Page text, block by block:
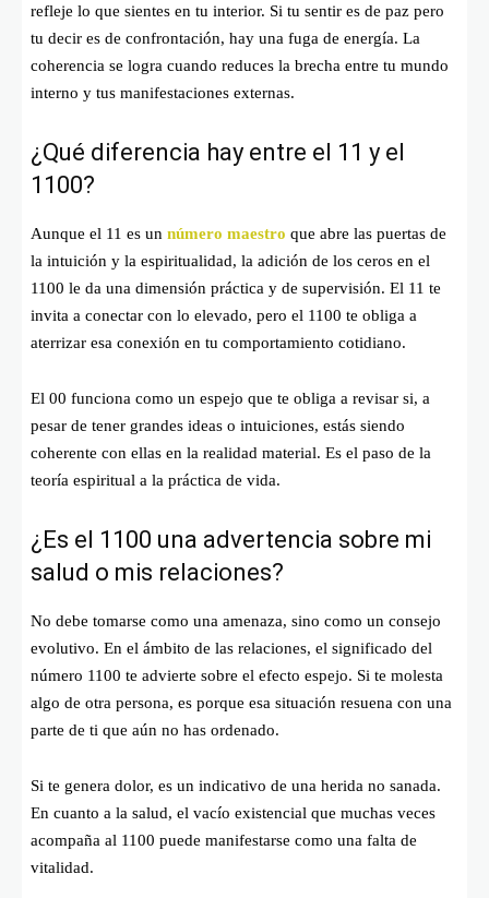
refleje lo que sientes en tu interior. Si tu sentir es de paz pero
tu decir es de confrontación, hay una fuga de energía. La
coherencia se logra cuando reduces la brecha entre tu mundo
interno y tus manifestaciones externas.
¿Qué diferencia hay entre el 11 y el
1100?
Aunque el 11 es un número maestro que abre las puertas de
la intuición y la espiritualidad, la adición de los ceros en el
1100 le da una dimensión práctica y de supervisión. El 11 te
invita a conectar con lo elevado, pero el 1100 te obliga a
aterrizar esa conexión en tu comportamiento cotidiano.
El 00 funciona como un espejo que te obliga a revisar si, a
pesar de tener grandes ideas o intuiciones, estás siendo
coherente con ellas en la realidad material. Es el paso de la
teoría espiritual a la práctica de vida.
¿Es el 1100 una advertencia sobre mi
salud o mis relaciones?
No debe tomarse como una amenaza, sino como un consejo
evolutivo. En el ámbito de las relaciones, el significado del
número 1100 te advierte sobre el efecto espejo. Si te molesta
algo de otra persona, es porque esa situación resuena con una
parte de ti que aún no has ordenado.
Si te genera dolor, es un indicativo de una herida no sanada.
En cuanto a la salud, el vacío existencial que muchas veces
acompaña al 1100 puede manifestarse como una falta de
vitalidad.